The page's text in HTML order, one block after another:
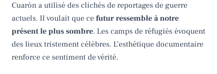
Cuarón a utilisé des clichés de reportages de guerre
actuels. Il voulait que ce futur ressemble à notre
présent le plus sombre. Les camps de réfugiés évoquent
des lieux tristement célèbres. L’esthétique documentaire
renforce ce sentiment de vérité.